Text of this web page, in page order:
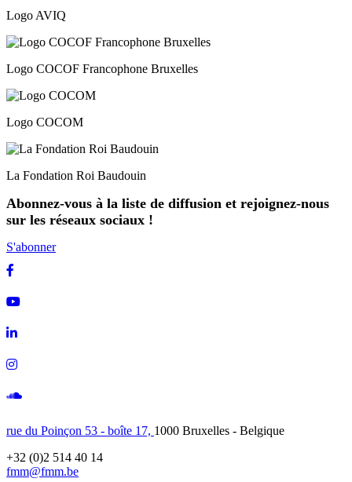
Logo AVIQ
Logo COCOF Francophone Bruxelles
Logo COCOM
La Fondation Roi Baudouin
Abonnez-vous à la liste de diffusion et rejoignez-nous
sur les réseaux sociaux !
S'abonner
rue du Poinçon 53 - boîte 17, 1000 Bruxelles - Belgique
+32 (0)2 514 40 14
fmm@fmm.be